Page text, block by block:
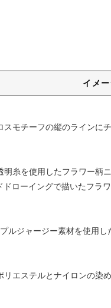
イメー
モチーフの縦のラインに
糸を使用したフラワー柄
ローイングで描いたフラ
ルジャージー素材を使用
エステルとナイロンの染